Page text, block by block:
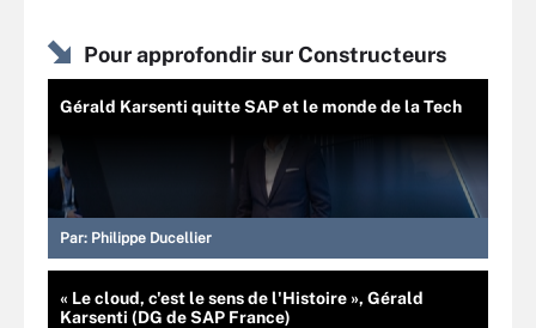
Pour approfondir sur Constructeurs
Gérald Karsenti quitte SAP et le monde de la Tech
Par: Philippe Ducellier
« Le cloud, c'est le sens de l'Histoire », Gérald
Karsenti (DG de SAP France)